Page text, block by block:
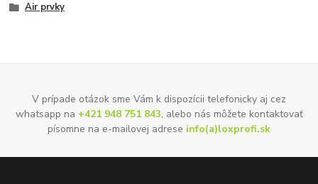
Air prvky
V prípade otázok sme Vám k dispozícii telefonicky aj cez
whatsapp na +421 948 751 843, alebo nás môžete kontaktovať
písomne na e-mailovej adrese info(a)loxprofi.sk